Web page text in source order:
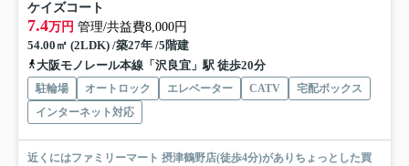
ケイズコート
7.4万円 管理/共益費8,000円
54.00㎡ (2LDK) /築27年 /5階建
大阪モノレール本線「沢良宜」駅 徒歩20分
駐輪場 オートロック エレベーター CATV
宅配ボックス
インターネット対応
近くにはファミリーマート 摂津鶴野店(徒歩4分)がありちょっとした買